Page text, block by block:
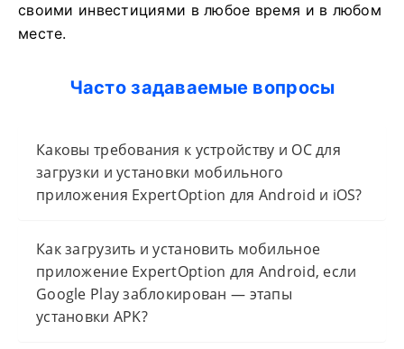
своими инвестициями в любое время и в любом
месте.
Часто задаваемые вопросы
Каковы требования к устройству и ОС для
загрузки и установки мобильного
приложения ExpertOption для Android и iOS?
Как загрузить и установить мобильное
приложение ExpertOption для Android, если
Google Play заблокирован — этапы
установки APK?